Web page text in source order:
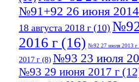
№91+92 26 июня
18 августа 2018 г (10)
2016 г (16) №92 27 июля 2013 г
2017 г (8) №93 23 июля
№93 29 июня 2017 г